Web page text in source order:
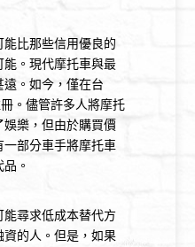
能比那些信用優良的
。現代摩托車與最
。如今，僅在台
。儘管許多人將摩托
樂，但由於購買價
部分車手將摩托車
。
尋求低成本替代方
的人。但是，如果